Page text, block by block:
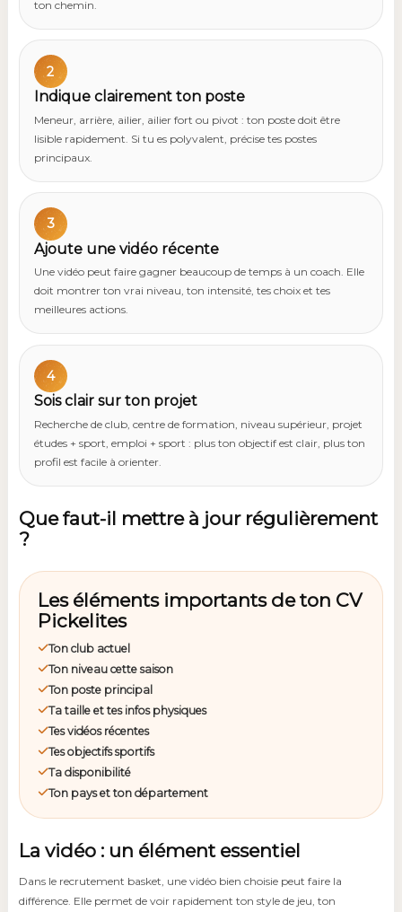
ton chemin.
2
Indique clairement ton poste
Meneur, arrière, ailier, ailier fort ou pivot : ton poste doit être
lisible rapidement. Si tu es polyvalent, précise tes postes
principaux.
3
Ajoute une vidéo récente
Une vidéo peut faire gagner beaucoup de temps à un coach. Elle
doit montrer ton vrai niveau, ton intensité, tes choix et tes
meilleures actions.
4
Sois clair sur ton projet
Recherche de club, centre de formation, niveau supérieur, projet
études + sport, emploi + sport : plus ton objectif est clair, plus ton
profil est facile à orienter.
Que faut-il mettre à jour régulièrement
?
Les éléments importants de ton CV
Pickelites
Ton club actuel
Ton niveau cette saison
Ton poste principal
Ta taille et tes infos physiques
Tes vidéos récentes
Tes objectifs sportifs
Ta disponibilité
Ton pays et ton département
La vidéo : un élément essentiel
Dans le recrutement basket, une vidéo bien choisie peut faire la
différence. Elle permet de voir rapidement ton style de jeu, ton